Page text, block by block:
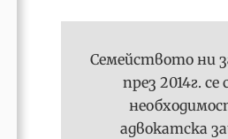
Семейството ни
през 2014г. се
адвокатска